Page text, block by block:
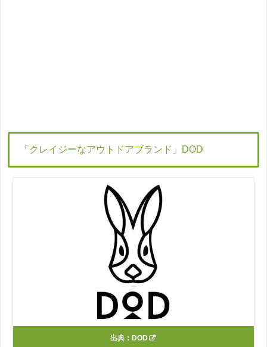
「クレイジーなアウトドアブランド」DOD
出典： DOD